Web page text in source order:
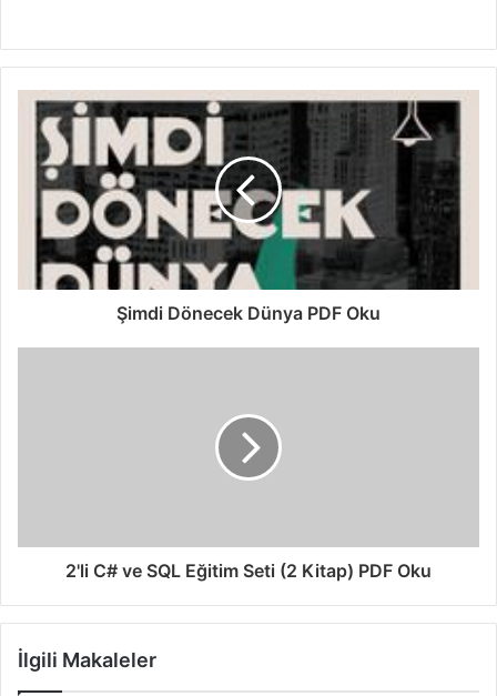
Şimdi Dönecek Dünya PDF Oku
2'li C# ve SQL Eğitim Seti (2 Kitap) PDF Oku
İlgili Makaleler